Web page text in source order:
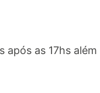
as 17hs